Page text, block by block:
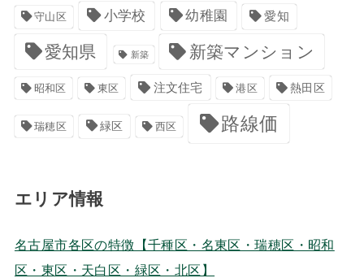
守山区 小学校 幼稚園 愛知
愛知県 新築 新築マンション
昭和区 東区 注文住宅 港区 熱田区
瑞穂区 緑区 西区 路線価
エリア情報
名古屋市各区の特徴【千種区・名東区・瑞穂区・昭和
区・東区・天白区・緑区・北区】